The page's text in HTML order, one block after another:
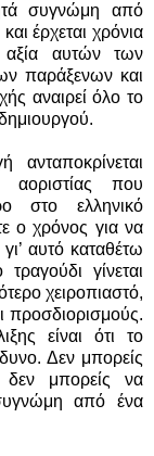
συγνώμη από
έρχεται χρόνια
αξία αυτών των
παράξενων και
αναιρεί όλο το
ανταποκρίνεται
που
στο ελληνικό
ο χρόνος για να
αυτό καταθέτω
γίνεται
χειροπιαστό,
προσδιορισμούς.
είναι ότι το
Δεν μπορείς
δεν μπορείς να
από ένα